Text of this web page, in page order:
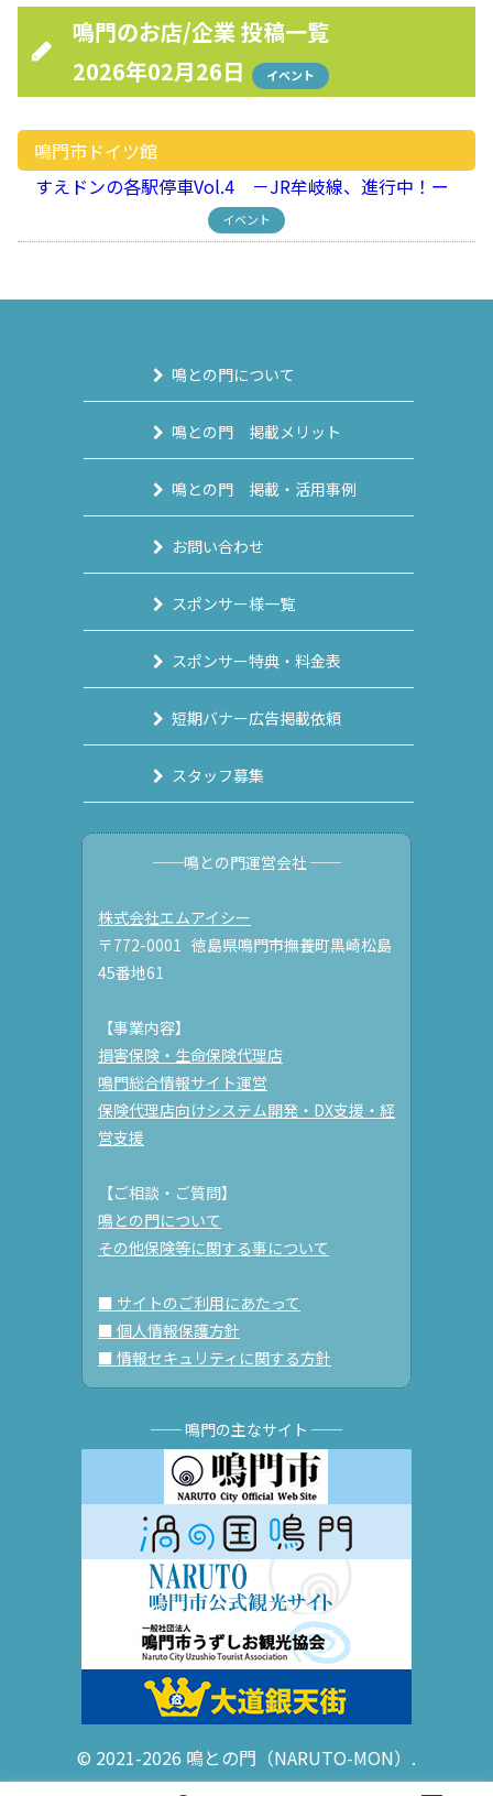
鳴門のお店/企業 投稿一覧
2026年02月26日
イベント
鳴門市ドイツ館
すえドンの各駅停車Vol.4 －JR牟岐線、進行中！ー
イベント
鳴との門について
鳴との門 掲載メリット
鳴との門 掲載・活用事例
お問い合わせ
スポンサー様一覧
スポンサー特典・料金表
短期バナー広告掲載依頼
スタッフ募集
──鳴との門運営会社 ──
株式会社エムアイシー
〒772-0001 徳島県鳴門市撫養町黒崎松島
45番地61
【事業内容】
損害保険・生命保険代理店
鳴門総合情報サイト運営
保険代理店向けシステム開発・DX支援・経
営支援
【ご相談・ご質問】
鳴との門について
その他保険等に関する事について
■ サイトのご利用にあたって
■ 個人情報保護方針
■ 情報セキュリティに関する方針
── 鳴門の主なサイト ──
© 2021-2026 鳴との門（NARUTO-MON）.